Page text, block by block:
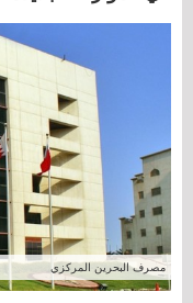
مصرف البحرين المركزي